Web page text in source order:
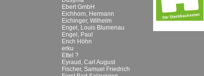
Ebert GmbH
Eichhorn, Hermann
Eichinger, Wilhelm
Engel, Louis Blumenau
Engel, Paul
Erich Höhn
erku
Ettel ?
Eyraud, Carl August
Fischer, Samuel Friedrich